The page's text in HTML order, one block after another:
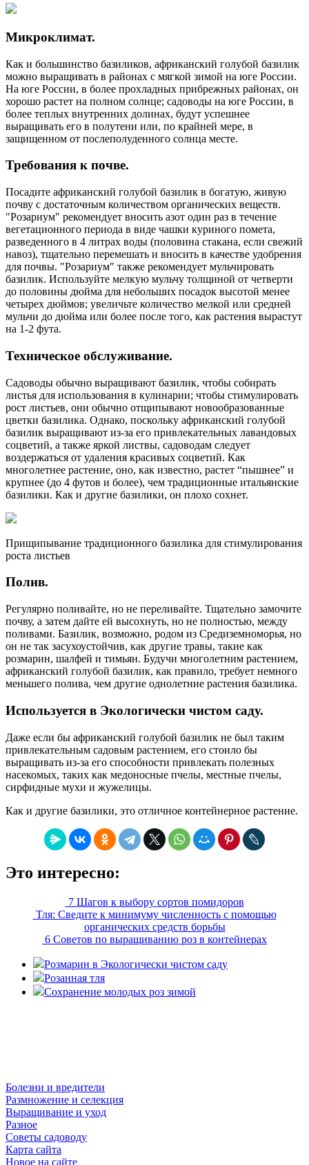
Микроклимат.
Как и большинство базиликов, африканский голубой базилик
можно выращивать в районах с мягкой зимой на юге России.
На юге России, в более прохладных прибрежных районах, он
хорошо растет на полном солнце; садоводы на юге России, в
более теплых внутренних долинах, будут успешнее
выращивать его в полутени или, по крайней мере, в
защищенном от послеполуденного солнца месте.
Требования к почве.
Посадите африканский голубой базилик в богатую, живую
почву с достаточным количеством органических веществ.
"Розариум" рекомендует вносить азот один раз в течение
вегетационного периода в виде чашки куриного помета,
разведенного в 4 литрах воды (половина стакана, если свежий
навоз), тщательно перемешать и вносить в качестве удобрения
для почвы. "Розариум" также рекомендует мульчировать
базилик. Используйте мелкую мульчу толщиной от четверти
до половины дюйма для небольших посадок высотой менее
четырех дюймов; увеличьте количество мелкой или средней
мульчи до дюйма или более после того, как растения вырастут
на 1-2 фута.
Техническое обслуживание.
Садоводы обычно выращивают базилик, чтобы собирать
листья для использования в кулинарии; чтобы стимулировать
рост листьев, они обычно отщипывают новообразованные
цветки базилика. Однако, поскольку африканский голубой
базилик выращивают из-за его привлекательных лавандовых
соцветий, а также яркой листвы, садоводам следует
воздержаться от удаления красивых соцветий. Как
многолетнее растение, оно, как известно, растет “пышнее” и
крупнее (до 4 футов и более), чем традиционные итальянские
базилики. Как и другие базилики, он плохо сохнет.
Прищипывание традиционного базилика для стимулирования
роста листьев
Полив.
Регулярно поливайте, но не переливайте. Тщательно замочите
почву, а затем дайте ей высохнуть, но не полностью, между
поливами. Базилик, возможно, родом из Средиземноморья, но
он не так засухоустойчив, как другие травы, такие как
розмарин, шалфей и тимьян. Будучи многолетним растением,
африканский голубой базилик, как правило, требует немного
меньшего полива, чем другие однолетние растения базилика.
Используется в Экологически чистом саду.
Даже если бы африканский голубой базилик не был таким
привлекательным садовым растением, его стоило бы
выращивать из-за его способности привлекать полезных
насекомых, таких как медоносные пчелы, местные пчелы,
сирфидные мухи и жужелицы.
Как и другие базилики, это отличное контейнерное растение.
Это интересно:
7 Шагов к выбору сортов помидоров
Тля: Сведите к минимуму численность с помощью
органических средств борьбы
6 Советов по выращиванию роз в контейнерах
Розмарин в Экологически чистом саду
Розанная тля
Сохранение молодых роз зимой
Болезни и вредители
Размножение и селекция
Выращивание и уход
Разное
Советы садоводу
Карта сайта
Новое на сайте